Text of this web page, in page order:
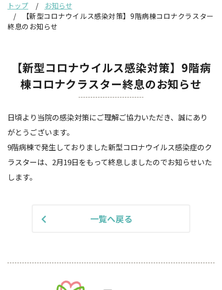
トップ
お知らせ
【新型コロナウイルス感染対策】9階病棟コロナクラスター
終息のお知らせ
【新型コロナウイルス感染対策】9階病
棟コロナクラスター終息のお知らせ
日頃より当院の感染対策にご理解ご協力いただき、誠にあり
がとうございます。
9階病棟で発生しておりました新型コロナウイルス感染症のク
ラスターは、2月19日をもって終息しましたのでお知らせいた
します。
一覧へ戻る